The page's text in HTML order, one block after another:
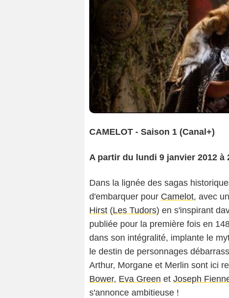
CAMELOT - Saison 1 (Canal+)
A partir du lundi 9 janvier 2012 à
Dans la lignée des sagas
d'embarquer pour Camelot, avec
Hirst (Les Tudors) en s'inspirant
publiée pour la première fois en
dans son intégralité, implante le
le destin de personnages
Arthur, Morgane et Merlin sont ici
Bower, Eva Green et Joseph
s'annonce ambitieuse !